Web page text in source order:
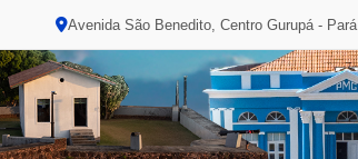
Avenida São Benedito, Centro Gurupá - Pará